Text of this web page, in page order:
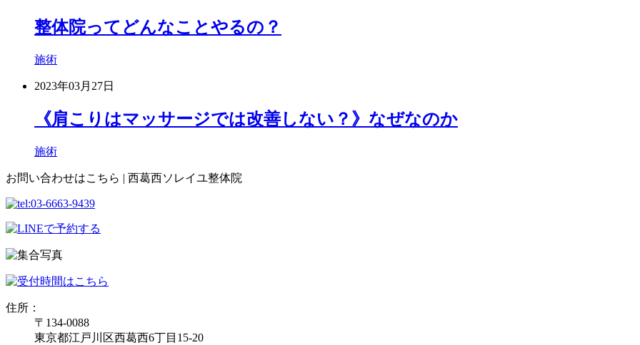
整体院ってどんなことやるの？
施術
2023年03月27日
《肩こりはマッサージでは改善しない？》なぜなのか
施術
お問い合わせはこちら | 西葛西ソレイユ整体院
住所：
〒134-0088
東京都江戸川区西葛西6丁目15-20